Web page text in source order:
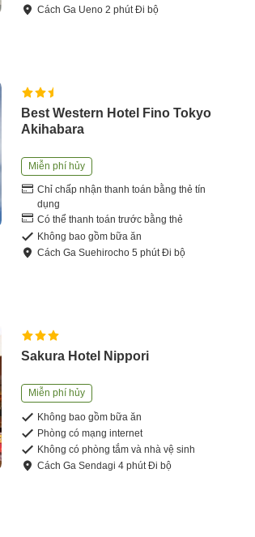
CáchGa Ueno2 phútĐi bộ
Best Western Hotel Fino Tokyo
Akihabara
Miễn phí hủy
Chỉ chấp nhận thanh toán bằng thẻ tín
dụng
Có thể thanh toán trước bằng thẻ
Không bao gồm bữa ăn
CáchGa Suehirocho5 phútĐi bộ
Sakura Hotel Nippori
Miễn phí hủy
Không bao gồm bữa ăn
Phòng có mạng internet
Không có phòng tắm và nhà vệ sinh
CáchGa Sendagi4 phútĐi bộ